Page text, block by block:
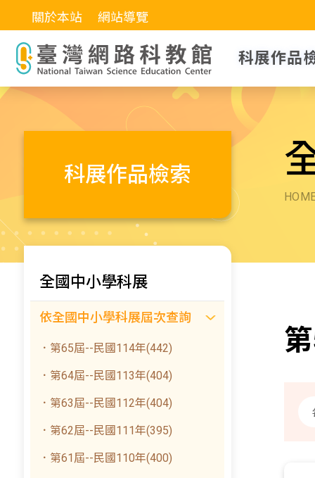
關於本站 網站導覽
科展作品
科展作品檢索
全國中小學科展
依全國中小學科展屆次查詢
．第65屆--民國114年(442)
．第64屆--民國113年(404)
．第63屆--民國112年(404)
．第62屆--民國111年(395)
．第61屆--民國110年(400)